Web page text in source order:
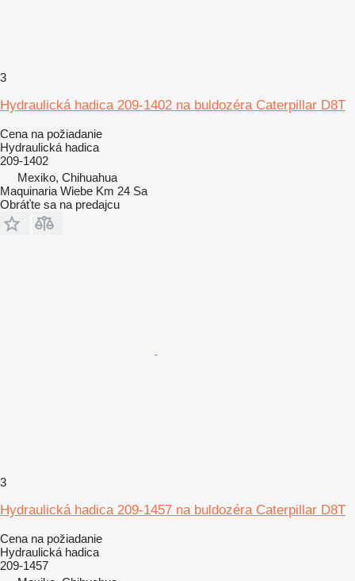
3
Hydraulická hadica 209-1402 na buldozéra Caterpillar D8T
Cena na požiadanie
Hydraulická hadica
209-1402
Mexiko, Chihuahua
Maquinaria Wiebe Km 24 Sa
Obráťte sa na predajcu
3
Hydraulická hadica 209-1457 na buldozéra Caterpillar D8T
Cena na požiadanie
Hydraulická hadica
209-1457